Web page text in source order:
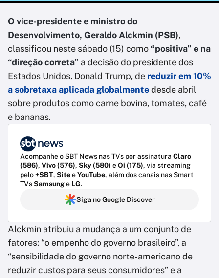
O vice-presidente e ministro do
Desenvolvimento, Geraldo Alckmin (PSB),
classificou neste sábado (15) como“positiva” e na
“direção correta” a decisão do presidente dos
Estados Unidos, Donald Trump, de reduzir em 10%
a sobretaxa aplicada globalmentedesde abril
sobre produtos como carne bovina, tomates, café
e bananas.
Acompanhe o SBT News nas TVs por assinatura Claro
(586), Vivo (576), Sky (580) eOi (175), via streaming
pelo+SBT, SiteeYouTube, além dos canais nas Smart
TVsSamsunge LG.
Siga no Google Discover
Alckmin atribuiu a mudança a um conjunto de
fatores: “o empenho do governo brasileiro”, a
“sensibilidade do governo norte-americano de
reduzir custos para seus consumidores” e a